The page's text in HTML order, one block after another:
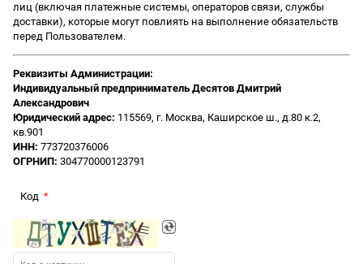
лиц (включая платежные системы, операторов связи, службы
доставки), которые могут повлиять на выполнение обязательств
перед Пользователем.
Реквизиты Администрации:
Индивидуальный предприниматель Десятов Дмитрий
Александрович
Юридический адрес: 115569, г. Москва, Каширское ш., д.80 к.2,
кв.901
ИНН: 773720376006
ОГРНИП: 304770000123791
Код